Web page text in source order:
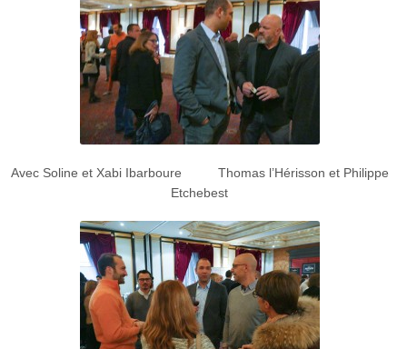
Avec Soline et Xabi Ibarboure Thomas l’Hérisson et Philippe
Etchebest